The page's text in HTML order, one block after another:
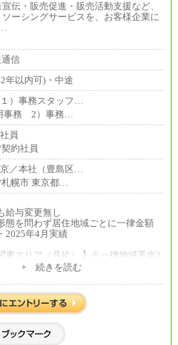
伝・販売促進・販売活動支援など、
ーシングサービスを、お客様企業に
信
年以内可)・中途
１）事務スタッフ…
事務 2）事務…
員
約社員
／本社（豊島区…
幌市 東京都…
給与変更無し
態を問わず居住地域ごとに一律金額
2025年4月実績
東エリア（月給） 】※一律地域手当2
円
円
制卒：235,300円
円
+ 続きを読む